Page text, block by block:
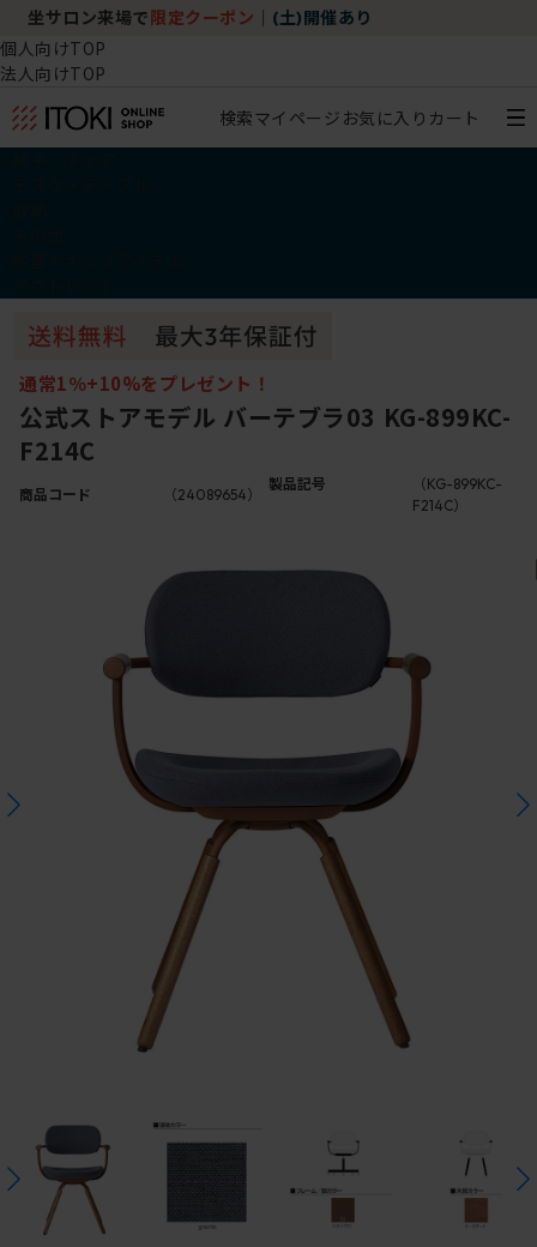
チェア体験ショールーム｜ZA SALON TOKYO
個人向けTOP
法人向けTOP
検索マイページ お気に入り カート
通常1％+10%をプレゼント！
公式ストアモデル バーテブラ03 KG-899KC-
F214C
商品コード （24089654）
製品記号
（KG-899KC-
F214C）